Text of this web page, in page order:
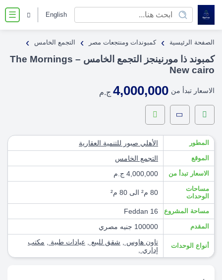
☰ English
الصفحة الرئيسية › كمبوندات ومنتجعات مصر › التجمع الخامس ›
كمبوند ذا مورنينجز التجمع الخامس – The Mornings
New cairo
الاسعار تبدأ من 4,000,000 ج.م
المطور الأهلي صبور للتنمية العقارية
الموقع التجمع الخامس
الاسعار تبدأ من 4,000,000 ج.م
مساحات
الوحدات
80 م² الى 80 م²
مساحة المشروع 16 Feddan
المقدم 100000 جنيه مصري
أنواع الوحدات تاون هاوس شقق للبيع عيادات طبية
مكتب
إداري